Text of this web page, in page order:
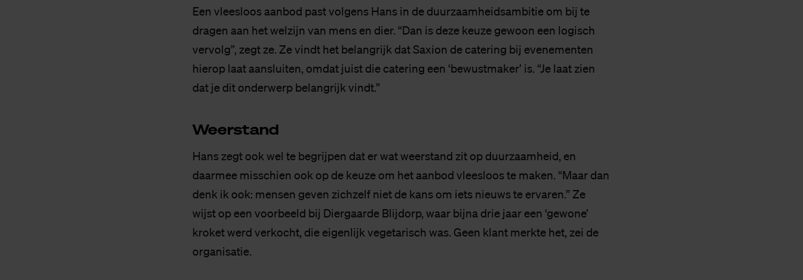
Een vleesloos aanbod past volgens Hans in de duurzaamheidsambitie om bij te
dragen aan het welzijn van mens en dier. “Dan is deze keuze gewoon een logisch
vervolg”, zegt ze. Ze vindt het belangrijk dat Saxion de catering bij evenementen
hierop laat aansluiten, omdat juist die catering een ‘bewustmaker’ is. “Je laat zien
dat je dit onderwerp belangrijk vindt.”
Weer­stand
Hans zegt ook wel te begrijpen dat er wat weerstand zit op duurzaamheid, en
daarmee misschien ook op de keuze om het aanbod vleesloos te maken. “Maar dan
denk ik ook: mensen geven zichzelf niet de kans om iets nieuws te ervaren.” Ze
wijst op een voorbeeld bij Diergaarde Blijdorp, waar bijna drie jaar een ‘gewone’
kroket werd verkocht, die eigenlijk vegetarisch was. Geen klant merkte het, zei de
organisatie.